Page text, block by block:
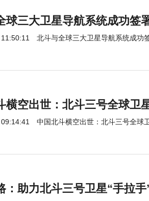
球三大卫星导航系统成功签
北斗与全球三大卫星导航系统成功
横空出世：北斗三号全球卫
中国北斗横空出世：北斗三号全球
：助力北斗三号卫星“手拉手